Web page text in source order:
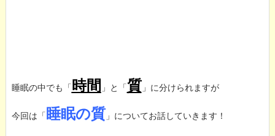
睡眠の中でも「 時間 」と「質 」に分けられますが
今回は「 睡眠の質 」についてお話していきます！